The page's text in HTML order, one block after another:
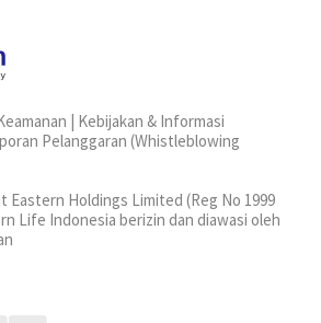
| Kebijakan & Informasi
Pelanggaran (Whistleblowing
Eastern Holdings Limited (Reg No 1999
Life Indonesia berizin dan diawasi oleh